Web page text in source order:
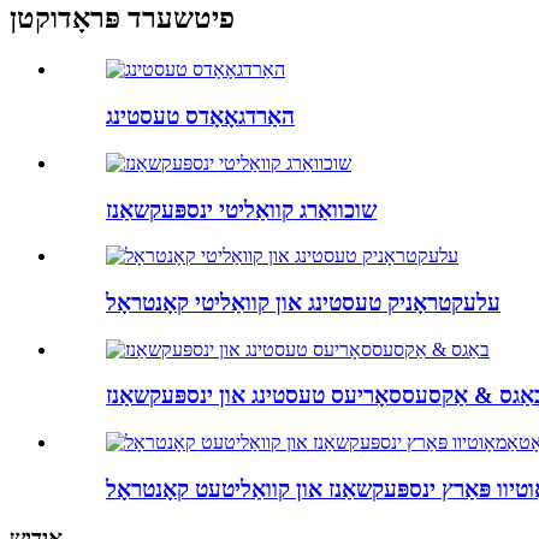
פיטשערד פּראָדוקטן
האַרדגאָאָדס טעסטינג
שוכוואַרג קוואַליטי ינספּעקשאַנז
עלעקטראָניק טעסטינג און קוואַליטי קאָנטראָל
& אַקסעססאָריעס טעסטינג און ינספּעקשאַנז
פּאַרץ ינספּעקשאַנז און קוואַליטעט קאָנטראָל